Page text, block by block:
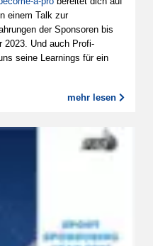
einem Talk zur
der Sponsoren bis
2023. Und auch Profi-
seine Learnings für ein
mehr lesen